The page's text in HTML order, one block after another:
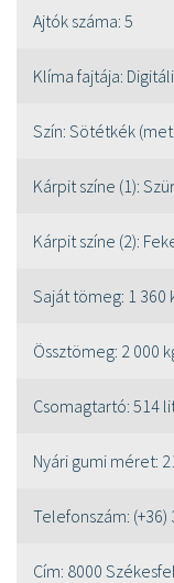
Ajtók száma: 5
Klíma fajtája:
Szín: Sötétkék
Kárpit színe (1):
Kárpit színe (2):
Saját tömeg: 1 360
Össztömeg: 2 000
Csomagtartó: 514
Nyári gumi méret:
Telefonszám:
Cím: 8000